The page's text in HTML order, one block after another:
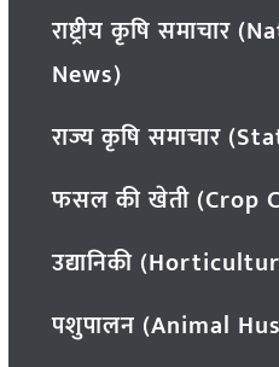
राष्ट्रीय कृषि
News)
राज्य कृषि समाचार
फसल की खेती (Crop
उद्यानिकी
पशुपालन (Animal